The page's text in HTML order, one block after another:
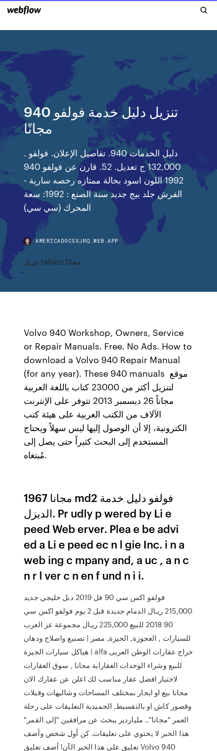
تنزيل دليل خدمة فولفو 940
مجانًا
دليل الخدمات 940. تفاصيل الإعلان. فولفو .
132,000 ج تعديل. 52. قارن عن فولفو 940
1992 اللون اسود بحالة ممتازه رخصه سارية -
الفرش جلد بيج جديد سنة الصنع : 1992: سعة
المحرك (سي سي)
AMERICADOCSXJRQ.WEB.APP
تنزيل tableu مجانًا
Volvo 940 Workshop, Owners, Service
or Repair Manuals. Free. No Ads. How to
download a Volvo 940 Repair Manual
(for any year). These 940 manuals موقع
لتنزيل أكثر من 23000 كتاب باللغة العربية
مجاناً 26 ديسمبر 2013 تتوفر على الإنترنت
الآلاف من الكتب العربية على هيئة كتب
الكترونية، إلا أن الوصول إليها ليس سهلاً ويحتاج
المستخدم إلى البحث كثيراً حتى يصل إلى
مُبتغاه.
مجانا 1967 md2 فولفو دليل خدمة
الديزل. Pr udly p wered by Li e
peed Web erver. Plea e be advi
ed a Li e peed ec n l gie Inc. i n a
web ing c mpany and, a uc , a n c
n r l ver c n en f und n i i.
فولفو اكس سي 90 فل 2019 دبل خليجي جديد
215,000 ريـال الدمام جديدة قبل 2 يوم فولفو اكس سي
90 2018 للبيع 225,000 ريـال مجموعة عز العرب
للسيارات , العجوزة, الجيزة, مصر | تصنيع واصلاح ودهان
هياكل سيارات الجيزة | alfa حراج عقارات الوطن العربى
للبيع وشراء الوحدات العقاراية مجانا , سوق العقارات
لاختيار افضل عقار مناسب لك اعلن عن عقارك الان
مجانا بيع او ايجار بمختلف المساحات وشاليهات وقيلات
وقصور كاش او بالتقسيط, الحميدية التعليقات على رحلة
العمر "مجانا".. ملياردير يبحث عن مرافقين "إلى القمر"
هذا الخبر لا يحتوي على تعليقات. كن أول شخص وأضف
تعليق على هذا الخبر الآن! أضف تعليق Volvo 940